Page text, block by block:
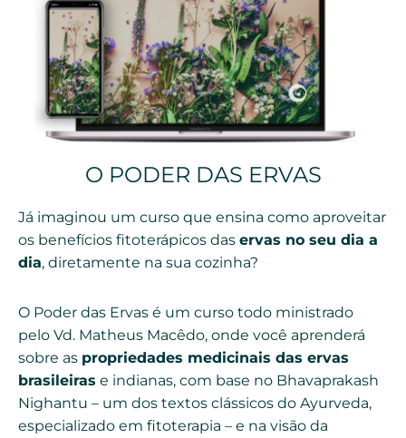
O PODER DAS ERVAS
Já imaginou um curso que ensina como aproveitar
os benefícios fitoterápicos das ervas no seu dia a
dia, diretamente na sua cozinha?
O Poder das Ervas é um curso todo ministrado
pelo Vd. Matheus Macêdo, onde você aprenderá
sobre as propriedades medicinais das ervas
brasileiras e indianas, com base no Bhavaprakash
Nighantu – um dos textos clássicos do Ayurveda,
especializado em fitoterapia – e na visão da